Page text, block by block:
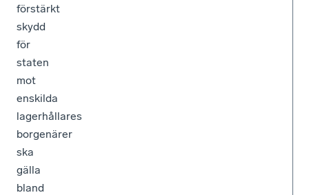
förstärkt
skydd
för
staten
mot
enskilda
lagerhållares
borgenärer
ska
gälla
bland